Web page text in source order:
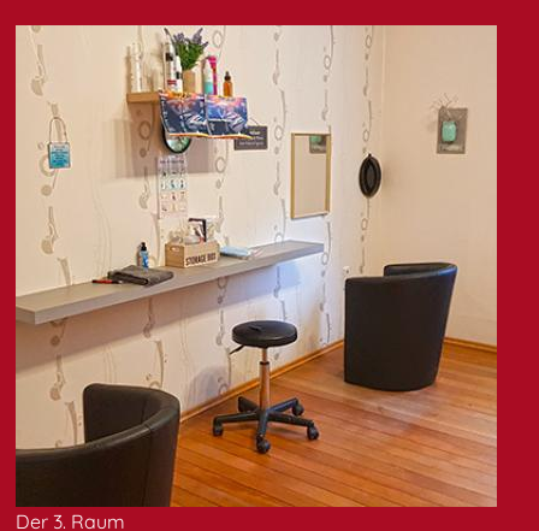
Der 3. Raum